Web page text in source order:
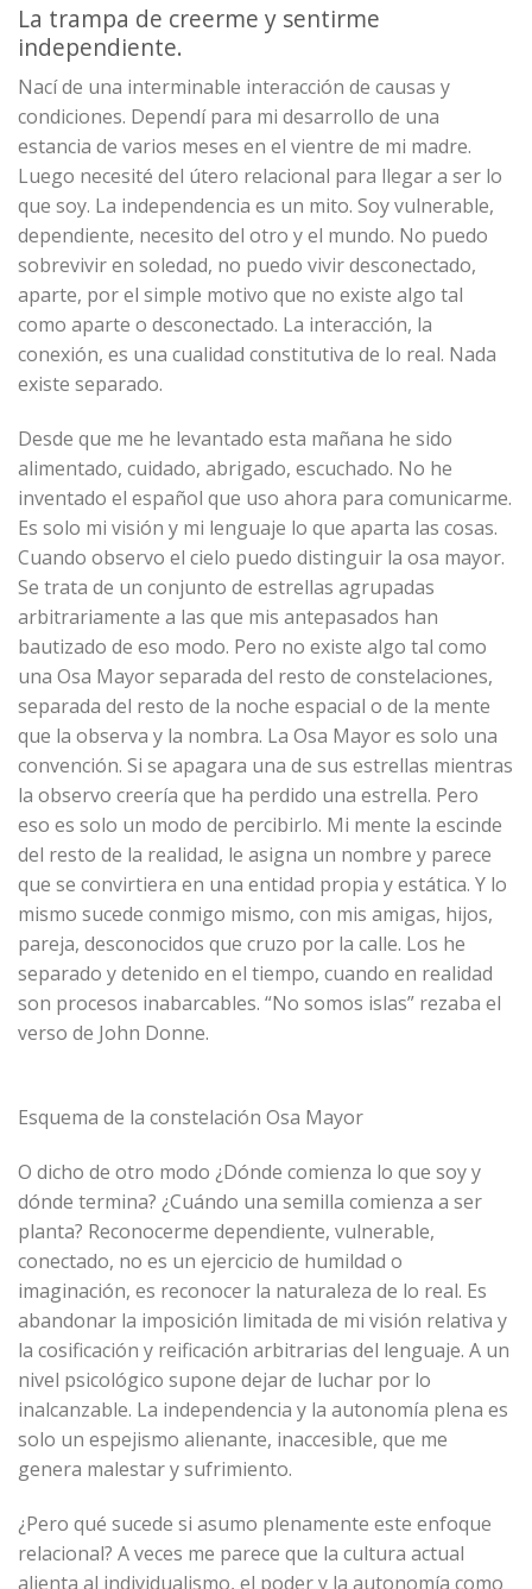
La trampa de creerme y sentirme
independiente.
Nací de una interminable interacción de causas y
condiciones. Dependí para mi desarrollo de una
estancia de varios meses en el vientre de mi madre.
Luego necesité del útero relacional para llegar a ser lo
que soy. La independencia es un mito. Soy vulnerable,
dependiente, necesito del otro y el mundo. No puedo
sobrevivir en soledad, no puedo vivir desconectado,
aparte, por el simple motivo que no existe algo tal
como aparte o desconectado. La interacción, la
conexión, es una cualidad constitutiva de lo real. Nada
existe separado.
Desde que me he levantado esta mañana he sido
alimentado, cuidado, abrigado, escuchado. No he
inventado el español que uso ahora para comunicarme.
Es solo mi visión y mi lenguaje lo que aparta las cosas.
Cuando observo el cielo puedo distinguir la osa mayor.
Se trata de un conjunto de estrellas agrupadas
arbitrariamente a las que mis antepasados han
bautizado de eso modo. Pero no existe algo tal como
una Osa Mayor separada del resto de constelaciones,
separada del resto de la noche espacial o de la mente
que la observa y la nombra. La Osa Mayor es solo una
convención. Si se apagara una de sus estrellas mientras
la observo creería que ha perdido una estrella. Pero
eso es solo un modo de percibirlo. Mi mente la escinde
del resto de la realidad, le asigna un nombre y parece
que se convirtiera en una entidad propia y estática. Y lo
mismo sucede conmigo mismo, con mis amigas, hijos,
pareja, desconocidos que cruzo por la calle. Los he
separado y detenido en el tiempo, cuando en realidad
son procesos inabarcables. “No somos islas” rezaba el
verso de John Donne.
Esquema de la constelación Osa Mayor
O dicho de otro modo ¿Dónde comienza lo que soy y
dónde termina? ¿Cuándo una semilla comienza a ser
planta? Reconocerme dependiente, vulnerable,
conectado, no es un ejercicio de humildad o
imaginación, es reconocer la naturaleza de lo real. Es
abandonar la imposición limitada de mi visión relativa y
la cosificación y reificación arbitrarias del lenguaje. A un
nivel psicológico supone dejar de luchar por lo
inalcanzable. La independencia y la autonomía plena es
solo un espejismo alienante, inaccesible, que me
genera malestar y sufrimiento.
¿Pero qué sucede si asumo plenamente este enfoque
relacional? A veces me parece que la cultura actual
alienta al individualismo, el poder y la autonomía como